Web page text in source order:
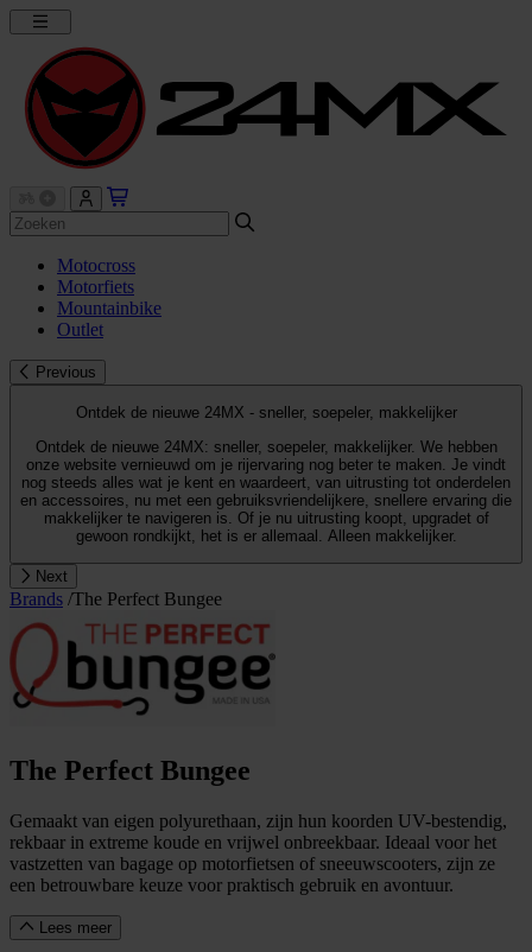
Motocross
Motorfiets
Mountainbike
Outlet
Previous
Ontdek de nieuwe 24MX - sneller, soepeler, makkelijker
Ontdek de nieuwe 24MX: sneller, soepeler, makkelijker. We hebben
onze website vernieuwd om je rijervaring nog beter te maken. Je vindt
nog steeds alles wat je kent en waardeert, van uitrusting tot onderdelen
en accessoires, nu met een gebruiksvriendelijkere, snellere ervaring die
makkelijker te navigeren is. Of je nu uitrusting koopt, upgradet of
gewoon rondkijkt, het is er allemaal. Alleen makkelijker.
Next
Brands /The Perfect Bungee
The Perfect Bungee
Gemaakt van eigen polyurethaan, zijn hun koorden UV-bestendig,
rekbaar in extreme koude en vrijwel onbreekbaar. Ideaal voor het
vastzetten van bagage op motorfietsen of sneeuwscooters, zijn ze
een betrouwbare keuze voor praktisch gebruik en avontuur.
Lees meer